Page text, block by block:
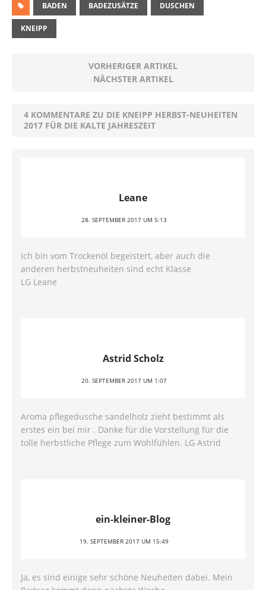
BADEN BADEZUSÄTZE DUSCHEN
KNEIPP
VORHERIGER ARTIKEL
NÄCHSTER ARTIKEL
4 KOMMENTARE ZU DIE KNEIPP HERBST-NEUHEITEN
2017 FÜR DIE KALTE JAHRESZEIT
Leane
28. SEPTEMBER 2017 UM 5:13
Ich bin vom Trockenöl begeistert, aber auch die
anderen herbstneuheiten sind echt Klasse
LG Leane
Astrid Scholz
20. SEPTEMBER 2017 UM 1:07
Aroma pflegedusche sandelholz zieht bestimmt als
erstes ein bei mir . Danke für die Vorstellung für die
tolle herbstliche Pflege zum Wohlfühlen. LG Astrid
ein-kleiner-Blog
19. SEPTEMBER 2017 UM 15:49
Ja, es sind einige sehr schöne Neuheiten dabei. Mein